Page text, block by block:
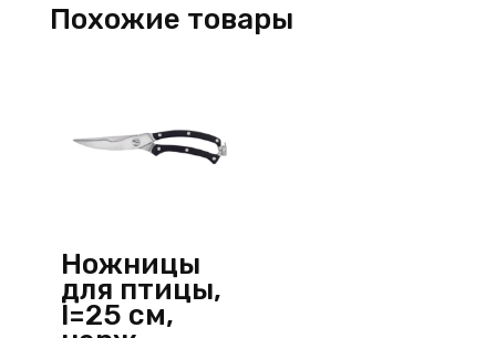
нерж.
Похожие товары
Ножницы
для птицы,
l=25 см,